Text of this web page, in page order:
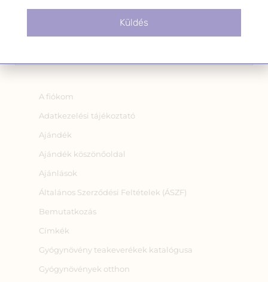
A fiókom
Adatkezelési tájékoztató
Ajándék
Ajándék köszönőoldal
Ajánlások
Általános Szerződési Feltételek (ÁSZF)
Bemutatkozás
Címkék
Gyógynövény teakeverékek katalógusa
Gyógynövények otthon
Küldés